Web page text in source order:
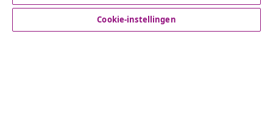
Klantenservice
Cookie-instellingen